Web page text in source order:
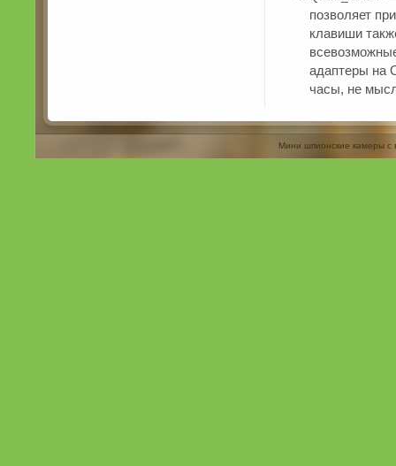
позволяет
клавиши
адаптеры на
часы, не
Мини шпионские камеры с